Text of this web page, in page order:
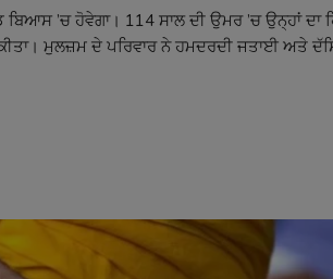
’ਚ ਹੋਵੇਗਾ। 114 ਸਾਲ ਦੀ ਉਮਰ ’ਚ ਉਨ੍ਹਾਂ ਦਾ
ਮੁਲਜ਼ਮ ਦੇ ਪਰਿਵਾਰ ਨੇ ਹਮਦਰਦੀ ਜਤਾਈ ਅਤੇ